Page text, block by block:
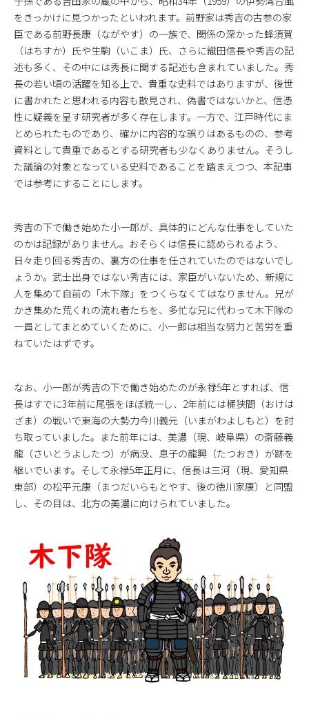
をきっかけに見つかったといわれます。前野家は秀吉の古参の家
臣である前野長康（ながやす）の一族で、関係の深かった蜂須賀
（はちすか）氏や生駒（いこま）氏、さらに織田信長や秀吉の記
述も多く、その中には秀長に関する記述も含まれていました。秀
長の若い頃の活躍を知る上で、貴重な史料ではありますが、後世
に書かれたと思われる内容も散見され、偽書ではないかと、信憑
性に疑義を呈す研究者が多く存在します。一方で、江戸時代にま
とめられたものであり、確かに内容的な誤りはあるものの、参考
資料として貴重であるとする研究者も少なくありません。そうし
た議論の対象となっている史料であることを踏まえつつ、本記事
では参考にすることにします。
秀吉の下で働き始めた小一郎が、具体的にどんな仕事をしていた
のかは記録がありません。おそらくは信長に認められるよう、
日々走り回る秀吉の、裏方の仕事を任されていたのではないでし
ょうか。武士出身ではない秀吉には、家臣がいないため、新規に
人を集めて自前の「木下隊」をつくらなくてはなりません。兄が
かき集めた荒くれの流れ者たちを、多忙な兄に代わって木下隊の
一員としてまとめていくために、小一郎は相当な努力と苦労を重
ねていたはずです。
なお、小一郎が秀吉の下で働き始めたのが永禄5年とすれば、信
長はすでに3年前に尾張をほぼ統一し、2年前には桶狭間（おけは
ざま）の戦いで東海の大勢力今川義元（いまがわよしもと）を討
ち取っていました。また前年には、美濃（現、岐阜県）の斎藤義
龍（さいとうよしたつ）が病没、息子の龍興（たつおき）が跡を
継いでいます。そして永禄5年正月に、信長は三河（現、愛知県
東部）の松平元康（まつだいらもとやす、後の徳川家康）と同盟
し、その目は、北方の美濃に向けられていました。